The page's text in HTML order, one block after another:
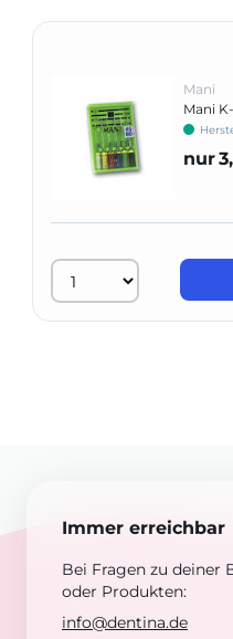
Mani
Mani
nur
Immer erreichbar
Bei Fragen zu deiner
oder Produkten:
info@dentina.de